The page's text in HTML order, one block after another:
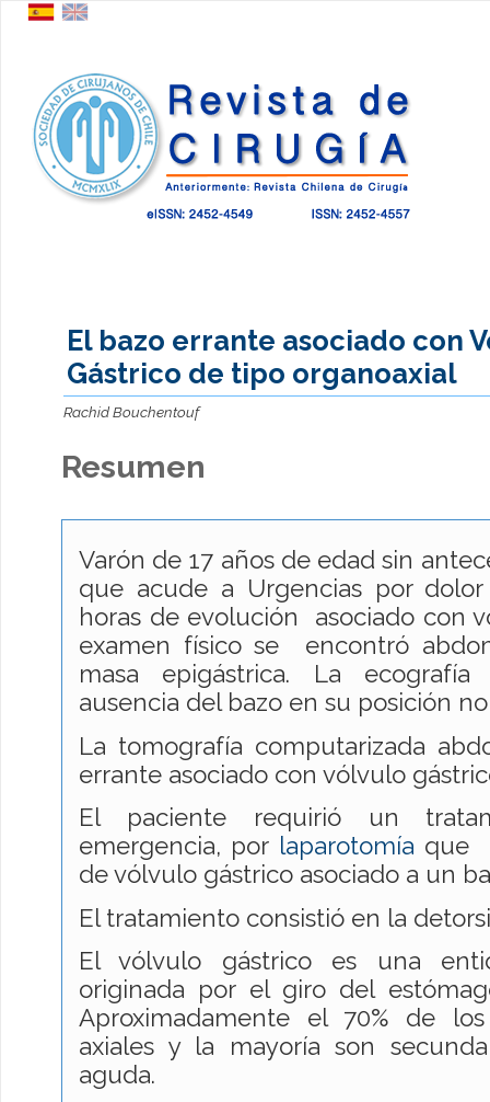
El bazo errante asociado con
Gástrico de tipo organoaxial
Rachid Bouchentouf
Resumen
Varón de 17 años de edad sin
que acude a Urgencias por
horas de evolución asociado con
examen físico se encontró
masa epigástrica. La
ausencia del bazo en su posición
La tomografía computarizada
errante asociado con vólvulo
El paciente requirió un
emergencia, por laparotomía que
de vólvulo gástrico asociado a un
El tratamiento consistió en la
El vólvulo gástrico es una
originada por el giro del
Aproximadamente el 70% de
axiales y la mayoría son
aguda.